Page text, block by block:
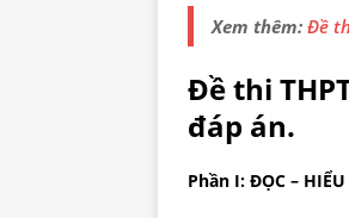
Xem thêm: Đề
Đề thi
đáp án.
Phần I: ĐỌC –